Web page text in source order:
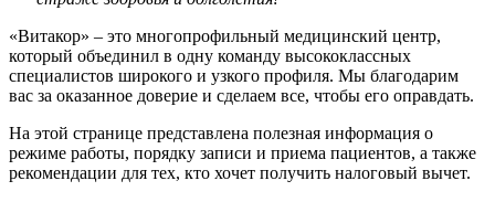
«Витакор» – это многопрофильный медицинский центр,
который объединил в одну команду высококлассных
специалистов широкого и узкого профиля. Мы благодарим
вас за оказанное доверие и сделаем все, чтобы его оправдать.
На этой странице представлена полезная информация о
режиме работы, порядку записи и приема пациентов, а также
рекомендации для тех, кто хочет получить налоговый вычет.